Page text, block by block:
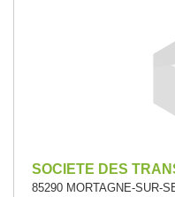
SOCIETE DES
85290 MORTAGNE-SUR-